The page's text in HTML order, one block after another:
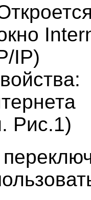
IP)
Рис.1)